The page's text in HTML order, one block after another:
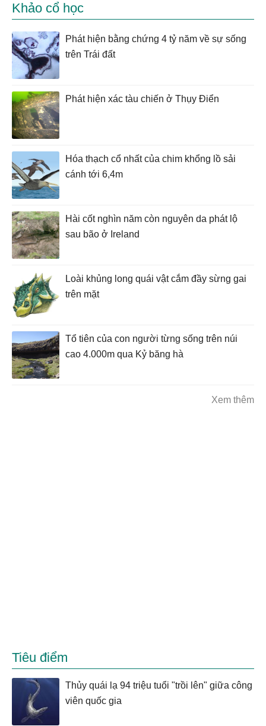
Khảo cổ học
Phát hiện bằng chứng 4 tỷ năm về sự sống
trên Trái đất
Phát hiện xác tàu chiến ở Thụy Điển
Hóa thạch cổ nhất của chim khổng lồ sải
cánh tới 6,4m
Hài cốt nghìn năm còn nguyên da phát lộ
sau bão ở Ireland
Loài khủng long quái vật cắm đầy sừng gai
trên mặt
Tổ tiên của con người từng sống trên núi
cao 4.000m qua Kỷ băng hà
Xem thêm
Tiêu điểm
Thủy quái lạ 94 triệu tuổi "trồi lên" giữa công
viên quốc gia